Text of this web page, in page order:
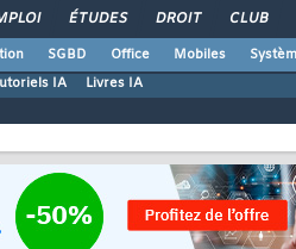
ÉTUDES DROIT CLUB
SGBD Office Mobiles
IA Livres IA